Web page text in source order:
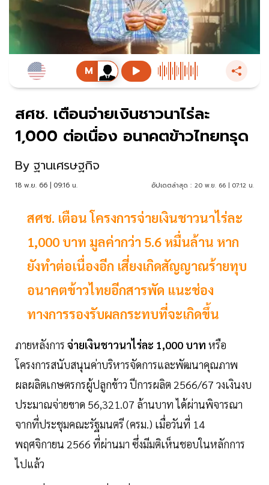
สศช. เตือนจ่ายเงินชาวนาไร่ละ
1,000 ต่อเนื่อง อนาคตข้าวไทยทรุด
By ฐานเศรษฐกิจ
18 พ.ย. 66 | 09:16 น. อัปเดตล่าสุด : 20 พ.ย. 66 | 07:12 น.
สศช. เตือน โครงการจ่ายเงินชาวนาไร่ละ
1,000 บาท มูลค่ากว่า 5.6 หมื่นล้าน หาก
ยังทำต่อเนื่องอีก เสี่ยงเกิดสัญญาณร้ายทุบ
อนาคตข้าวไทยอีกสารพัด แนะช่อง
ทางการรองรับผลกระทบที่จะเกิดขึ้น
ภายหลังการ จ่ายเงินชาวนาไร่ละ 1,000 บาท หรือ
โครงการสนับสนุนค่าบริหารจัดการและพัฒนาคุณภาพ
ผลผลิตเกษตรกรผู้ปลูกข้าว ปีการผลิต 2566/67 วงเงินงบ
ประมาณจ่ายขาด 56,321.07 ล้านบาท ได้ผ่านพิจารณา
จากที่ประชุมคณะรัฐมนตรี (ครม.) เมื่อวันที่ 14
พฤศจิกายน 2566 ที่ผ่านมา ซึ่งมีมติเห็นชอบในหลักการ
ไปแล้ว